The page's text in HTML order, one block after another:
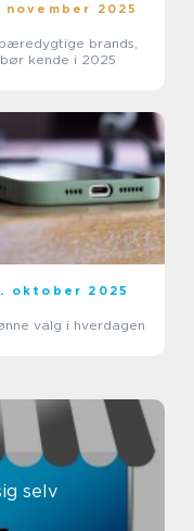
november 2025
brands,
kende i 2025
oktober 2025
valg i hverdagen
selv